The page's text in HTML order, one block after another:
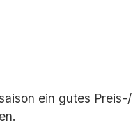
ein gutes